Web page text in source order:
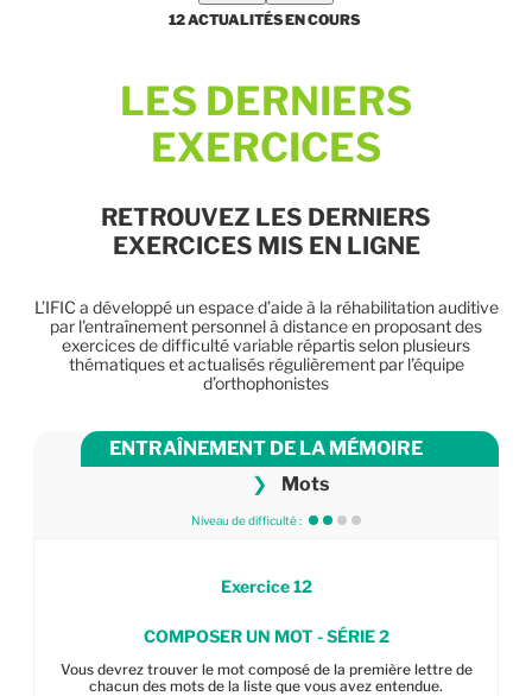
12 ACTUALITÉS EN COURS
LES DERNIERS
EXERCICES
RETROUVEZ LES DERNIERS
EXERCICES MIS EN LIGNE
L’IFIC a développé un espace d’aide à la réhabilitation auditive
par l'entraînement personnel à distance en proposant des
exercices de difficulté variable répartis selon plusieurs
thématiques et actualisés régulièrement par l’équipe
d’orthophonistes
ENTRAÎNEMENT DE LA MÉMOIRE
❯
Mots
Niveau de difficulté :
Exercice12
COMPOSER UN MOT - SÉRIE 2
Vous devrez trouver le mot composé de la première lettre de
chacun des mots de la liste que vous avez entendue.